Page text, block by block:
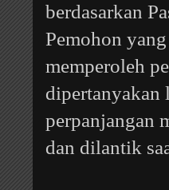
berdasarkan
Pemohon
memperoleh
dipertanyakan
perpanjangan
dan dilantik